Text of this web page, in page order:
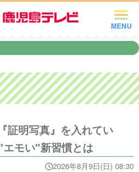
MENU
証明写真』を入れてい
モい"新習慣とは
2026年8月9日(日) 08:30